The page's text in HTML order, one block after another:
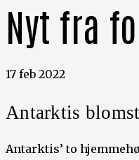
Nyt fra
17 feb 2022
Antarktis
Antarktis’ to